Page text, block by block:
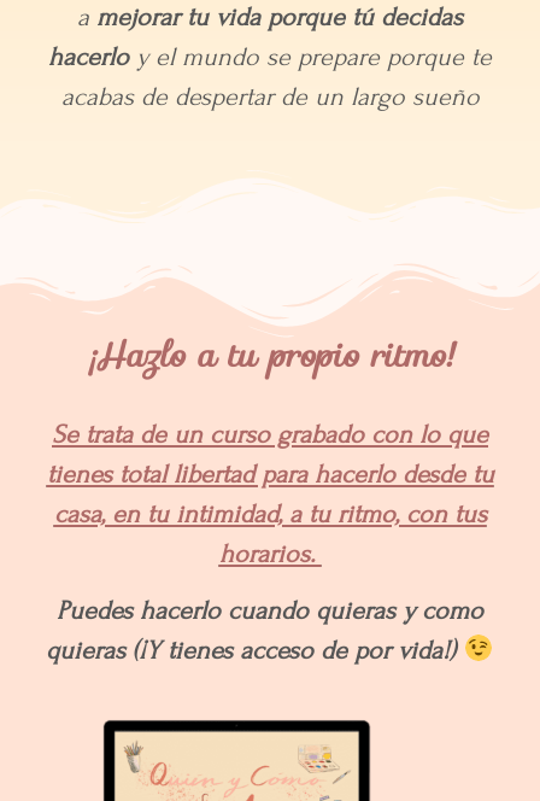
a mejorar tu vida porque tú decidas
hacerloy el mundo se prepare porque te
acabas de despertar de un largo sueño
¡Hazlo a tu propio ritmo!
Se trata de un curso grabado con lo que
tienes total libertad para hacerlo desde tu
casa, en tu intimidad, a tu ritmo, con tus
horarios.
Puedes hacerlo cuando quieras y como
quieras (¡Y tienes acceso de por vida!)